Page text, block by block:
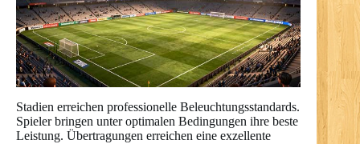
Stadien erreichen professionelle Beleuchtungsstandards.
Spieler bringen unter optimalen Bedingungen ihre beste
Leistung. Übertragungen erreichen eine exzellente